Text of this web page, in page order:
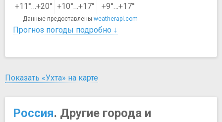
+11°…+20° +10°…+17° +9°…+17°
Данные предоставлены weatherapi.com
Прогноз погоды подробно ↓
Показать «Ухта» на карте
Россия. Другие города и